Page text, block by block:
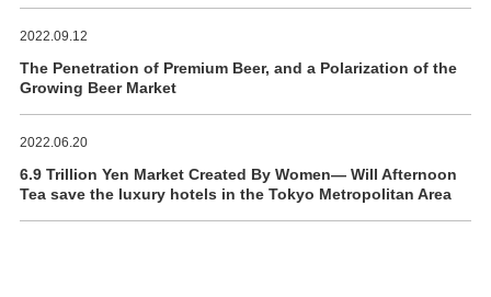
2022.09.12
The Penetration of Premium Beer, and a Polarization of the
Growing Beer Market
2022.06.20
6.9 Trillion Yen Market Created By Women― Will Afternoon
Tea save the luxury hotels in the Tokyo Metropolitan Area